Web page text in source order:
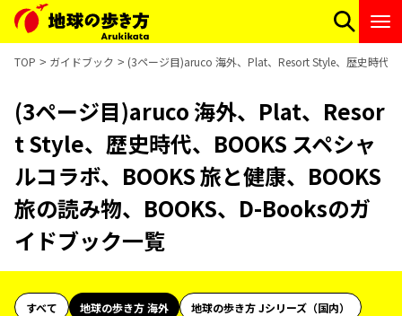
TOP ガイドブック (3ページ目)aruco 海外、Plat、Resort Style、歴史時代
(3ページ目)aruco 海外、Plat、Resor
t Style、歴史時代、BOOKS スペシャ
ルコラボ、BOOKS 旅と健康、BOOKS
旅の読み物、BOOKS、D-Booksのガ
イドブック一覧
すべて 地球の歩き方 海外
地球の歩き方 Jシリーズ（国内）